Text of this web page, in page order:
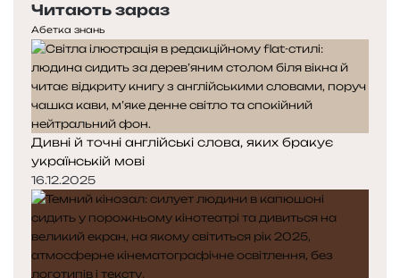
і
ш
и
м
о
з
р
о
з
у
м
і
т
и
р
е
д
н
я
с
т
о
р
і
н
к
а
т
у
п
н
а
с
т
о
р
і
н
к
а
Читають зараз
Абетка знань
Дивні й точні англійські слова, яких бракує
українській мові
16.12.2025